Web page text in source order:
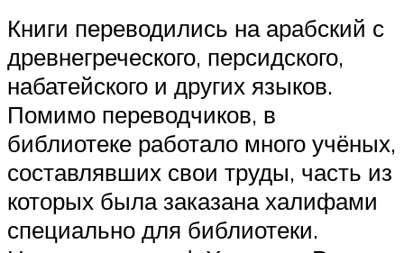
Книги переводились на арабский с
древнегреческого, персидского,
набатейского и других языков.
Помимо переводчиков, в
библиотеке работало много учёных,
составлявших свои труды, часть из
которых была заказана халифами
специально для библиотеки.